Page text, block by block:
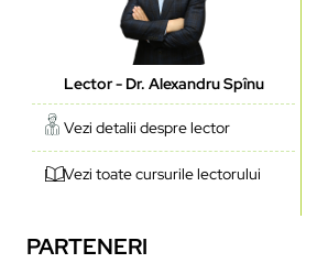
Lector - Dr. Alexandru Spînu
Vezi detalii despre lector
Vezi toate cursurile lectorului
PARTENERI